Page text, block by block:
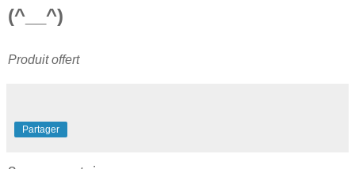
(^__^)
Produit offert
Partager